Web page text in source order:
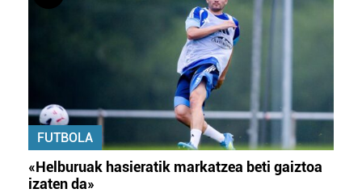
FUTBOLA
«Helburuak hasieratik markatzea beti gaiztoa
izaten da»